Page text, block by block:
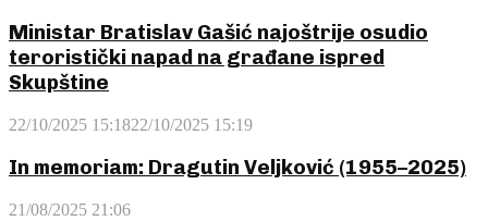
Ministar Bratislav Gašić najoštrije osudio
teroristički napad na građane ispred
Skupštine
22/10/2025 15:1822/10/2025 15:19
In memoriam: Dragutin Veljković (1955–2025)
21/08/2025 21:06